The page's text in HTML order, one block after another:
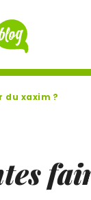
du xaxim ?